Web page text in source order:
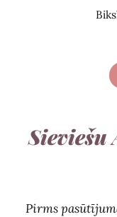
Sieviešu
Pirms